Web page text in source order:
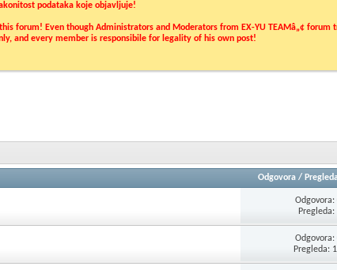
podataka koje objavljuje!
forum! Even though Administrators and Moderators from EX-YU TEAMâ„¢
and every member is responsibile for legality of his own post!
Odgovora /
Odgovora:
Pregleda:
Odgovora:
Pregleda: